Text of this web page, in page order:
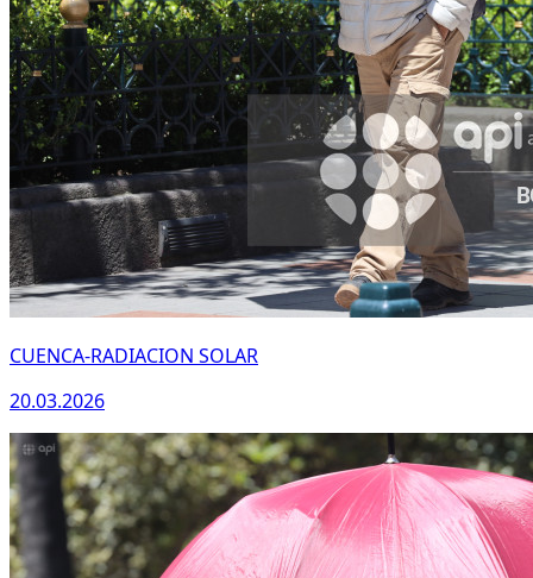
CUENCA-RADIACION SOLAR
20.03.2026